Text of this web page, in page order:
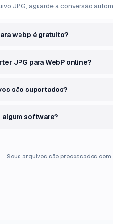
JPG, aguarde a conversão
webp é gratuito?
JPG para WebP online?
são suportados?
software?
Seus arquivos são processados